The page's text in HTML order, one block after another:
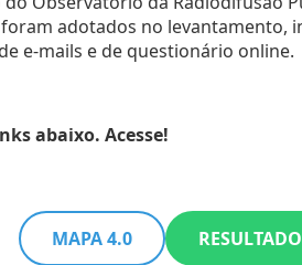
adotados no levantamento,
e-mails e de questionário online.
abaixo. Acesse!
MAPA 4.0